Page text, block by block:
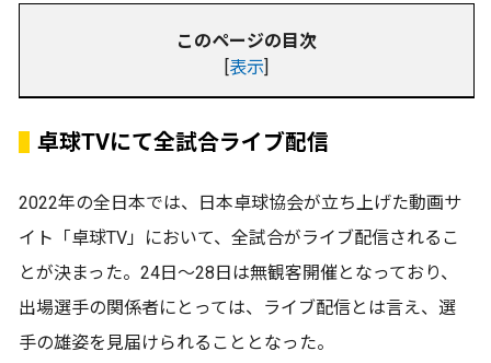
このページの目次
[表示]
卓球TVにて全試合ライブ配信
2022年の全日本では、日本卓球協会が立ち上げた動画サ
イト「卓球TV」において、全試合がライブ配信されるこ
とが決まった。24日～28日は無観客開催となっており、
出場選手の関係者にとっては、ライブ配信とは言え、選
手の雄姿を見届けられることとなった。